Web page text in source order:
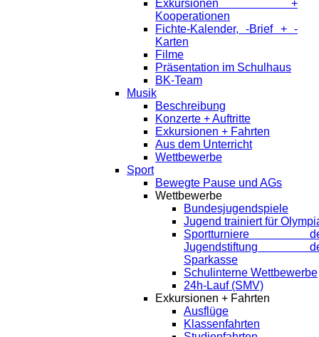
Exkursionen +
Kooperationen
Fichte-Kalender, -Brief + -
Karten
Filme
Präsentation im Schulhaus
BK-Team
Musik
Beschreibung
Konzerte + Auftritte
Exkursionen + Fahrten
Aus dem Unterricht
Wettbewerbe
Sport
Bewegte Pause und AGs
Wettbewerbe
Bundesjugendspiele
Jugend trainiert für
Sportturniere
Jugendstiftung
Sparkasse
Schulinterne Wettbewerbe
24h-Lauf (SMV)
Exkursionen + Fahrten
Ausflüge
Klassenfahrten